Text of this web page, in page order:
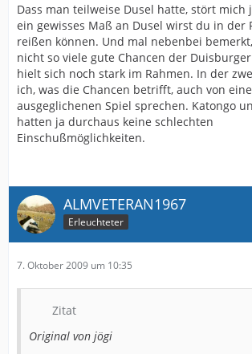
Dass man teilweise Dusel hatte, stört mich
ein gewisses Maß an Dusel wirst du in der
reißen können. Und mal nebenbei
nicht so viele gute Chancen der
hielt sich noch stark im Rahmen. In der
ich, was die Chancen betrifft, auch von
ausgeglichenen Spiel sprechen. Katongo
hatten ja durchaus keine schlechten
Einschußmöglichkeiten.
ALMVETERAN1967
Erleuchteter
7. Oktober 2009 um 10:35
Zitat
Original von jögi